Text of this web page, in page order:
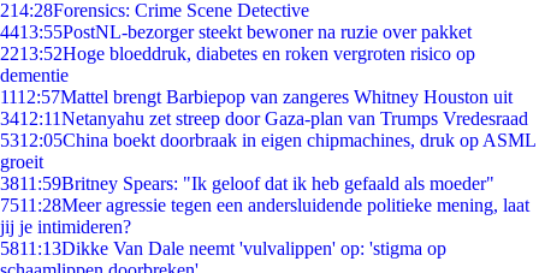
214:28Forensics: Crime Scene Detective
4413:55PostNL-bezorger steekt bewoner na ruzie over pakket
2213:52Hoge bloeddruk, diabetes en roken vergroten risico op
dementie
1112:57Mattel brengt Barbiepop van zangeres Whitney Houston uit
3412:11Netanyahu zet streep door Gaza-plan van Trumps Vredesraad
5312:05China boekt doorbraak in eigen chipmachines, druk op ASML
groeit
3811:59Britney Spears: "Ik geloof dat ik heb gefaald als moeder"
7511:28Meer agressie tegen een andersluidende politieke mening, laat
jij je intimideren?
5811:13Dikke Van Dale neemt 'vulvalippen' op: 'stigma op